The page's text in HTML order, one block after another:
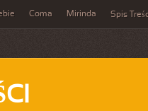
Coma Mirinda Spis